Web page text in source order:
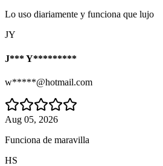
Lo uso diariamente y funciona que lujo
JY
J*** Y*********
w*****@hotmail.com
Aug 05, 2026
Funciona de maravilla
HS